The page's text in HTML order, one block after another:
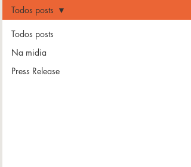
Todos posts
Na midia
Press Release
Todos posts